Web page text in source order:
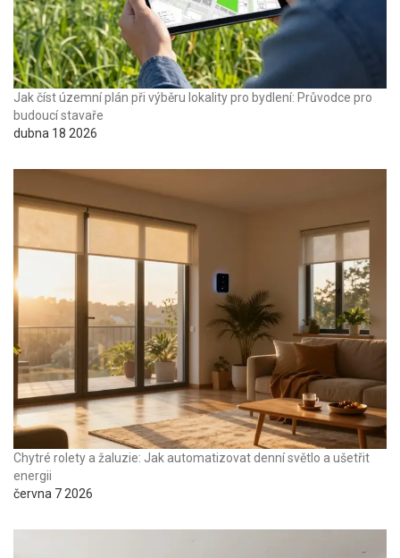
Jak číst územní plán při výběru lokality pro bydlení: Průvodce pro
budoucí stavaře
dubna 18 2026
Chytré rolety a žaluzie: Jak automatizovat denní světlo a ušetřit
energii
června 7 2026